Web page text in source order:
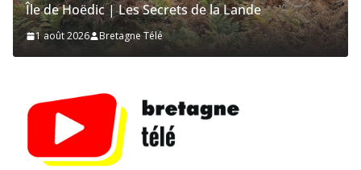
Île de Hoëdic | Les Secrets de la Lande
1 août 2026 Bretagne Télé